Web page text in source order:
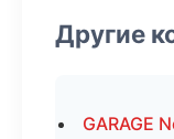
Другие
GARAGE